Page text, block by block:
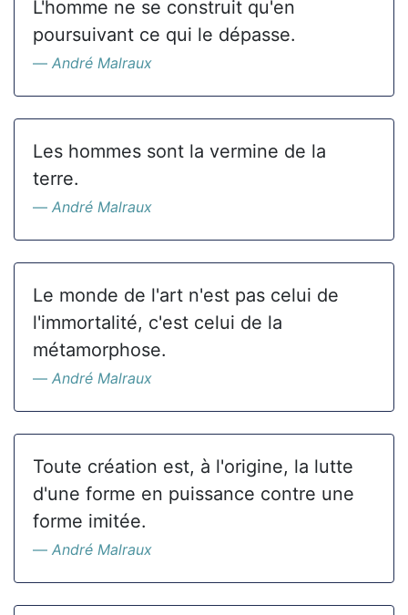
L'homme ne se construit qu'en
poursuivant ce qui le dépasse.
André Malraux
Les hommes sont la vermine de la
terre.
André Malraux
Le monde de l'art n'est pas celui de
l'immortalité, c'est celui de la
métamorphose.
André Malraux
Toute création est, à l'origine, la lutte
d'une forme en puissance contre une
forme imitée.
André Malraux